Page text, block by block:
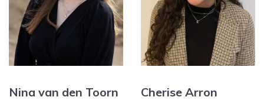
Nina van den Toorn Cherise Arron